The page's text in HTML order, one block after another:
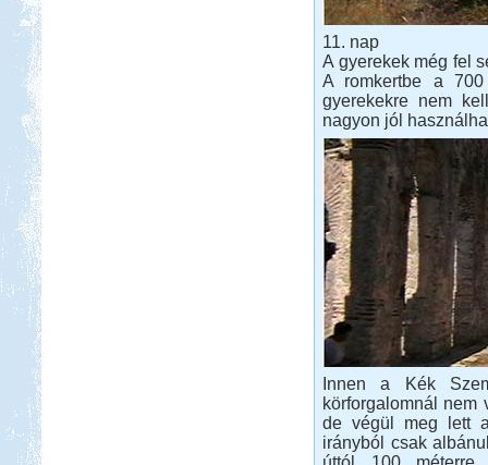
11. nap
A gyerekek még fel
A romkertbe a
gyerekekre nem
nagyon jól
Innen a Kék
körforgalomnál nem
de végül meg lett
irányból csak